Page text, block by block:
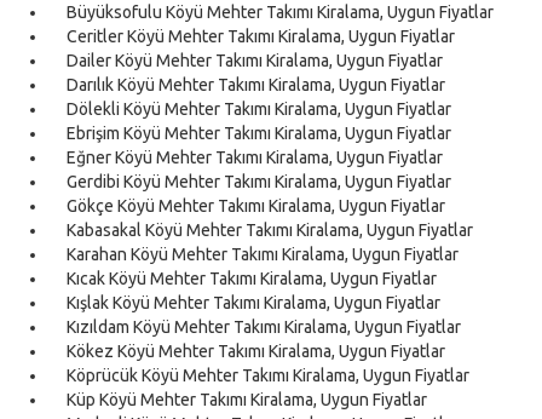
Büyüksofulu Köyü Mehter Takımı Kiralama, Uygun Fiyatlar
Ceritler Köyü Mehter Takımı Kiralama, Uygun Fiyatlar
Dailer Köyü Mehter Takımı Kiralama, Uygun Fiyatlar
Darılık Köyü Mehter Takımı Kiralama, Uygun Fiyatlar
Dölekli Köyü Mehter Takımı Kiralama, Uygun Fiyatlar
Ebrişim Köyü Mehter Takımı Kiralama, Uygun Fiyatlar
Eğner Köyü Mehter Takımı Kiralama, Uygun Fiyatlar
Gerdibi Köyü Mehter Takımı Kiralama, Uygun Fiyatlar
Gökçe Köyü Mehter Takımı Kiralama, Uygun Fiyatlar
Kabasakal Köyü Mehter Takımı Kiralama, Uygun Fiyatlar
Karahan Köyü Mehter Takımı Kiralama, Uygun Fiyatlar
Kıcak Köyü Mehter Takımı Kiralama, Uygun Fiyatlar
Kışlak Köyü Mehter Takımı Kiralama, Uygun Fiyatlar
Kızıldam Köyü Mehter Takımı Kiralama, Uygun Fiyatlar
Kökez Köyü Mehter Takımı Kiralama, Uygun Fiyatlar
Köprücük Köyü Mehter Takımı Kiralama, Uygun Fiyatlar
Küp Köyü Mehter Takımı Kiralama, Uygun Fiyatlar